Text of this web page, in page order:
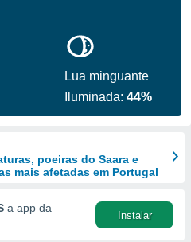
Lua minguante
Iluminada:44%
poeiras do Saara e
mais afetadas em Portugal
a app da
Instalar